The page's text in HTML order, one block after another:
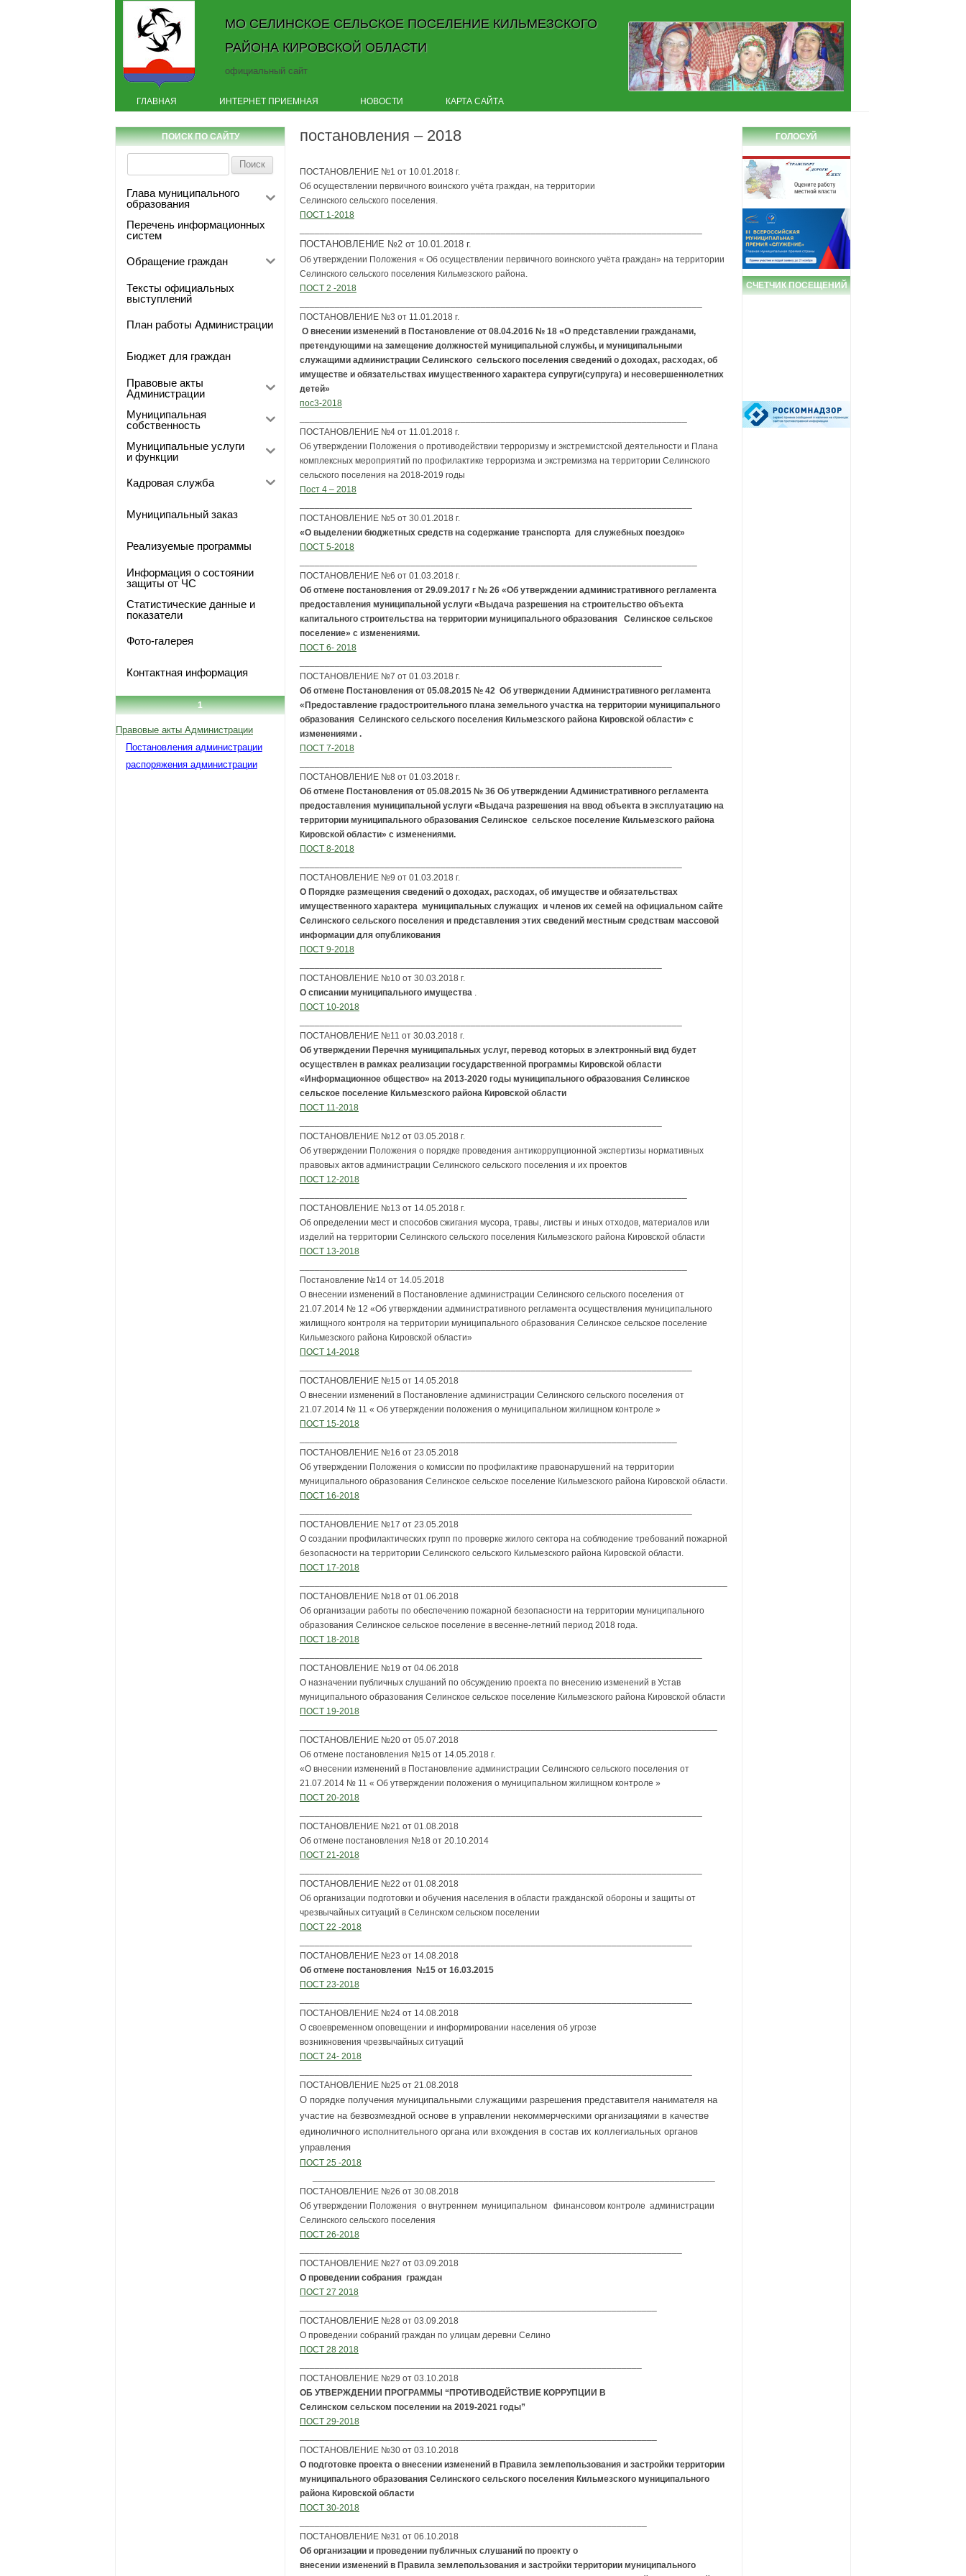
МО СЕЛИНСКОЕ СЕЛЬСКОЕ ПОСЕЛЕНИЕ КИЛЬМЕЗСКОГО
РАЙОНА КИРОВСКОЙ ОБЛАСТИ
официальный сайт
Skip to content
ГЛАВНАЯ ИНТЕРНЕТ ПРИЕМНАЯ НОВОСТИ КАРТА САЙТА
ПОИСК ПО САЙТУ
Глава муниципального
образования
Перечень информационных
систем
Обращение граждан
Тексты официальных
выступлений
План работы Администрации
Бюджет для граждан
Правовые акты
Администрации
Муниципальная
собственность
Муниципальные услуги
и функции
Кадровая служба
Муниципальный заказ
Реализуемые программы
Информация о состоянии
защиты от ЧС
Статистические данные и
показатели
Фото-галерея
Контактная информация
1
Правовые акты Администрации
Постановления администрации
распоряжения администрации
постановления – 2018
ПОСТАНОВЛЕНИЕ №1 от 10.01.2018 г.
Об осуществлении первичного воинского учёта граждан, на территории
Селинского сельского поселения.
ПОСТ 1-2018
ПОСТАНОВЛЕНИЕ №2 от 10.01.2018 г.
Об утверждении Положения « Об осуществлении первичного воинского учёта граждан» на территории
Селинского сельского поселения Кильмезского района.
ПОСТ 2 -2018
ПОСТАНОВЛЕНИЕ №3 от 11.01.2018 г.
О внесении изменений в Постановление от 08.04.2016 № 18 «О представлении гражданами,
претендующими на замещение должностей муниципальной службы, и муниципальными
служащими администрации Селинского сельского поселения сведений о доходах, расходах, об
имуществе и обязательствах имущественного характера супруги(супруга) и несовершеннолетних
детей»
пос3-2018
ПОСТАНОВЛЕНИЕ №4 от 11.01.2018 г.
Об утверждении Положения о противодействии терроризму и экстремистской деятельности и Плана
комплексных мероприятий по профилактике терроризма и экстремизма на территории Селинского
сельского поселения на 2018-2019 годы
Пост 4 – 2018
ПОСТАНОВЛЕНИЕ №5 от 30.01.2018 г.
«О выделении бюджетных средств на содержание транспорта для служебных поездок»
ПОСТ 5-2018
ПОСТАНОВЛЕНИЕ №6 от 01.03.2018 г.
Об отмене постановления от 29.09.2017 г № 26 «Об утверждении административного регламента
предоставления муниципальной услуги «Выдача разрешения на строительство объекта
капитального строительства на территории муниципального образования Селинское сельское
поселение» с изменениями.
ПОСТ 6- 2018
ПОСТАНОВЛЕНИЕ №7 от 01.03.2018 г.
Об отмене Постановления от 05.08.2015 № 42 Об утверждении Административного регламента
«Предоставление градостроительного плана земельного участка на территории муниципального
образования Селинского сельского поселения Кильмезского района Кировской области» с
изменениями .
ПОСТ 7-2018
ПОСТАНОВЛЕНИЕ №8 от 01.03.2018 г.
Об отмене Постановления от 05.08.2015 № 36 Об утверждении Административного регламента
предоставления муниципальной услуги « Выдача разрешения на ввод объекта в эксплуатацию на
территории муниципального образования Селинское сельское поселение Кильмезского района
Кировской области» с изменениями.
ПОСТ 8-2018
ПОСТАНОВЛЕНИЕ №9 от 01.03.2018 г.
О Порядке размещения сведений о доходах, расходах, об имуществе и обязательствах
имущественного характера муниципальных служащих и членов их семей на официальном сайте
Селинского сельского поселения и представления этих сведений местным средствам массовой
информации для опубликования
ПОСТ 9-2018
ПОСТАНОВЛЕНИЕ №10 от 30.03.2018 г.
О списании муниципального имущества .
ПОСТ 10-2018
ПОСТАНОВЛЕНИЕ №11 от 30.03.2018 г.
Об утверждении Перечня муниципальных услуг, перевод которых в электронный вид будет
осуществлен в рамках реализации государственной программы Кировской области
«Информационное общество» на 2013-2020 годы муниципального образования Селинское
сельское поселение Кильмезского района Кировской области
ПОСТ 11-2018
ПОСТАНОВЛЕНИЕ №12 от 03.05.2018 г.
Об утверждении Положения о порядке проведения антикоррупционной экспертизы нормативных
правовых актов администрации Селинского сельского поселения и их проектов
ПОСТ 12-2018
ПОСТАНОВЛЕНИЕ №13 от 14.05.2018 г.
Об определении мест и способов сжигания мусора, травы, листвы и иных отходов, материалов или
изделий на территории Селинского сельского поселения Кильмезского района Кировской области
ПОСТ 13-2018
Постановление №14 от 14.05.2018
О внесении изменений в Постановление администрации Селинского сельского поселения от
21.07.2014 № 12 «Об утверждении административного регламента осуществления муниципального
жилищного контроля на территории муниципального образования Селинское сельское поселение
Кильмезского района Кировской области»
ПОСТ 14-2018
ПОСТАНОВЛЕНИЕ №15 от 14.05.2018
О внесении изменений в Постановление администрации Селинского сельского поселения от
21.07.2014 № 11 « Об утверждении положения о муниципальном жилищном контроле »
ПОСТ 15-2018
ПОСТАНОВЛЕНИЕ №16 от 23.05.2018
Об утверждении Положения о комиссии по профилактике правонарушений на территории
муниципального образования Селинское сельское поселение Кильмезского района Кировской области.
ПОСТ 16-2018
ПОСТАНОВЛЕНИЕ №17 от 23.05.2018
О создании профилактических групп по проверке жилого сектора на соблюдение требований пожарной
безопасности на территории Селинского сельского Кильмезского района Кировской области.
ПОСТ 17-2018
ПОСТАНОВЛЕНИЕ №18 от 01.06.2018
Об организации работы по обеспечению пожарной безопасности на территории муниципального
образования Селинское сельское поселение в весенне-летний период 2018 года.
ПОСТ 18-2018
ПОСТАНОВЛЕНИЕ №19 от 04.06.2018
О назначении публичных слушаний по обсуждению проекта по внесению изменений в Устав
муниципального образования Селинское сельское поселение Кильмезского района Кировской области
ПОСТ 19-2018
ПОСТАНОВЛЕНИЕ №20 от 05.07.2018
Об отмене постановления №15 от 14.05.2018 г.
«О внесении изменений в Постановление администрации Селинского сельского поселения от
21.07.2014 № 11 « Об утверждении положения о муниципальном жилищном контроле »
ПОСТ 20-2018
ПОСТАНОВЛЕНИЕ №21 от 01.08.2018
Об отмене постановления №18 от 20.10.2014
ПОСТ 21-2018
ПОСТАНОВЛЕНИЕ №22 от 01.08.2018
Об организации подготовки и обучения населения в области гражданской обороны и защиты от
чрезвычайных ситуаций в Селинском сельском поселении
ПОСТ 22 -2018
ПОСТАНОВЛЕНИЕ №23 от 14.08.2018
Об отмене постановления №15 от 16.03.2015
ПОСТ 23-2018
ПОСТАНОВЛЕНИЕ №24 от 14.08.2018
О своевременном оповещении и информировании населения об угрозе
возникновения чрезвычайных ситуаций
ПОСТ 24- 2018
ПОСТАНОВЛЕНИЕ №25 от 21.08.2018
О порядке получения муниципальными служащими разрешения представителя нанимателя на
участие на безвозмездной основе в управлении некоммерческими организациями в качестве
единоличного исполнительного органа или вхождения в состав их коллегиальных органов
управления
ПОСТ 25 -2018
ПОСТАНОВЛЕНИЕ №26 от 30.08.2018
Об утверждении Положения о внутреннем муниципальном финансовом контроле администрации
Селинского сельского поселения
ПОСТ 26-2018
ПОСТАНОВЛЕНИЕ №27 от 03.09.2018
О проведении собрания граждан
ПОСТ 27 2018
ПОСТАНОВЛЕНИЕ №28 от 03.09.2018
О проведении собраний граждан по улицам деревни Селино
ПОСТ 28 2018
ПОСТАНОВЛЕНИЕ №29 от 03.10.2018
ОБ УТВЕРЖДЕНИИ ПРОГРАММЫ “ПРОТИВОДЕЙСТВИЕ КОРРУПЦИИ В
Селинском сельском поселении на 2019-2021 годы”
ПОСТ 29-2018
ПОСТАНОВЛЕНИЕ №30 от 03.10.2018
О подготовке проекта о внесении изменений в Правила землепользования и застройки территории
муниципального образования Селинского сельского поселения Кильмезского муниципального
района Кировской области
ПОСТ 30-2018
ПОСТАНОВЛЕНИЕ №31 от 06.10.2018
Об организации и проведении публичных слушаний по проекту о
внесении изменений в Правила землепользования и застройки территории муниципального
ГОЛОСУЙ
СЧЕТЧИК ПОСЕЩЕНИЙ